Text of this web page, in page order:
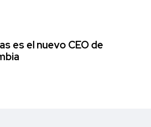
es el nuevo CEO de